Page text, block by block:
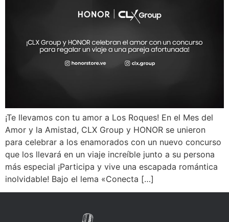
¡Te llevamos con tu amor a Los Roques! En el Mes del
Amor y la Amistad, CLX Group y HONOR se unieron
para celebrar a los enamorados con un nuevo concurso
que los llevará en un viaje increíble junto a su persona
más especial ¡Participa y vive una escapada romántica
inolvidable! Bajo el lema «Conecta […]